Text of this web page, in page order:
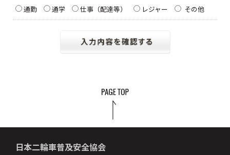
通勤 通学 仕事（配達等） レジャー その他
日本二輪車普及安全協会